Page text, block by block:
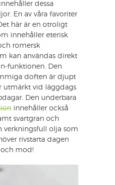
dessa
En av våra favoriter
här är en otroligt
innehåller eterisk
romersk
kan användas direkt
funktionen. Den
doften är djupt
utmärkt vid läggdags
Den underbara
innehåller också
svartgran och
verkningsfull olja som
rivstarta dagen
mod!